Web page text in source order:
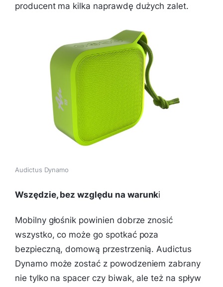
producent ma kilka naprawdę dużych zalet.
Audictus Dynamo
Wszędzie, bez względu na warunki
Mobilny głośnik powinien dobrze znosić
wszystko, co może go spotkać poza
bezpieczną, domową przestrzenią. Audictus
Dynamo może zostać z powodzeniem zabrany
nie tylko na spacer czy biwak, ale też na spływ